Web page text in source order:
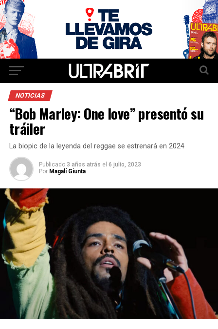
NOTICIAS
“Bob Marley: One love” presentó su
tráiler
La biopic de la leyenda del reggae se estrenará en 2024
Publicado 3 años atrás el 6 julio, 2023
Por Magalí Giunta